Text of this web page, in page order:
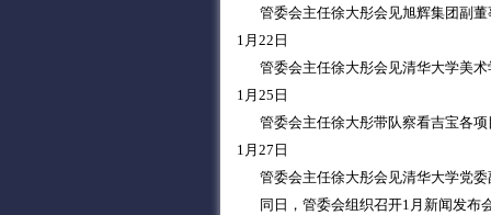
管委会主任徐大彤会见旭辉集团副董
1月22日
管委会主任徐大彤会见清华大学美术
1月25日
管委会主任徐大彤带队察看吉宝各项
1月27日
管委会主任徐大彤会见清华大学党委
同日，管委会组织召开1月新闻发布